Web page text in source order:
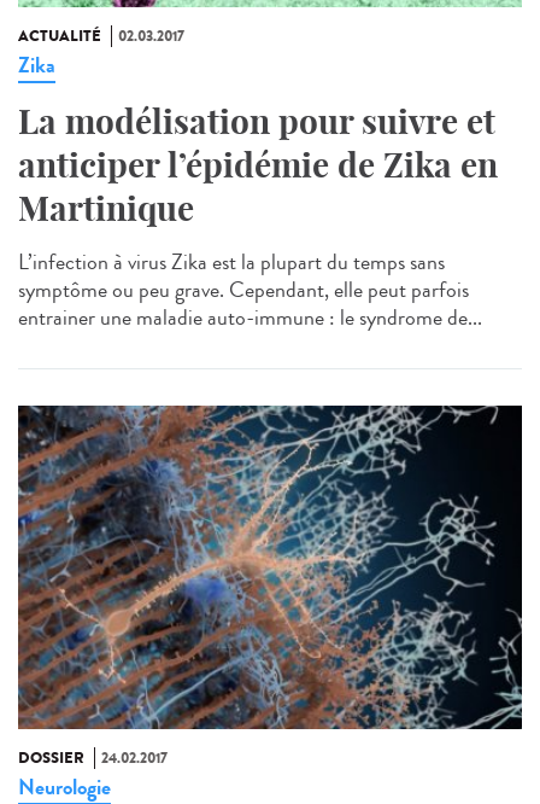
ACTUALITÉ 02.03.2017
Zika
La modélisation pour suivre et
anticiper l’épidémie de Zika en
Martinique
L’infection à virus Zika est la plupart du temps sans
symptôme ou peu grave. Cependant, elle peut parfois
entrainer une maladie auto-immune : le syndrome de...
DOSSIER 24.02.2017
Neurologie